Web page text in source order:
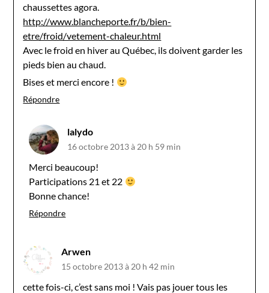
chaussettes agora.
http://www.blancheporte.fr/b/bien-
etre/froid/vetement-chaleur.html
Avec le froid en hiver au Québec, ils doivent garder les
pieds bien au chaud.
Bises et merci encore !
Répondre
lalydo
16 octobre 2013 à 20 h 59 min
Merci beaucoup!
Participations 21 et 22
Bonne chance!
Répondre
Arwen
15 octobre 2013 à 20 h 42 min
cette fois-ci, c’est sans moi ! Vais pas jouer tous les